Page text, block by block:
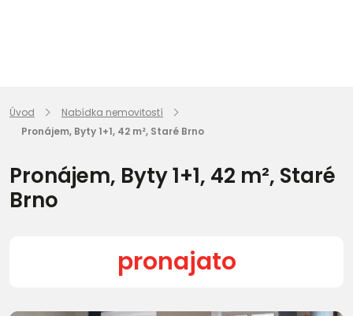
Úvod
Nabídka nemovitostí
Pronájem, Byty 1+1, 42 m², Staré Brno
Pronájem, Byty 1+1, 42 m², Staré
Brno
pronajato